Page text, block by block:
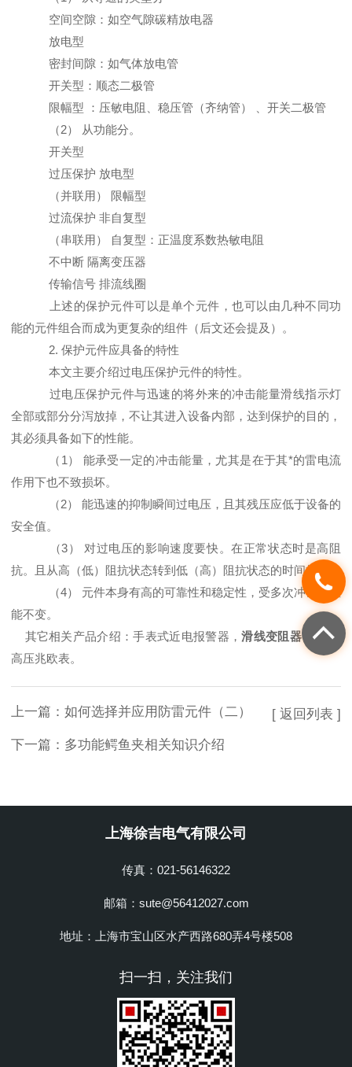
空间空隙：如空气隙碳精放电器
放电型
密封间隙：如气体放电管
开关型：顺态二极管
限幅型 ：压敏电阻、稳压管（齐纳管） 、开关二极管
（2） 从功能分。
开关型
过压保护 放电型
（并联用） 限幅型
过流保护 非自复型
（串联用） 自复型：正温度系数热敏电阻
不中断 隔离变压器
传输信号 排流线圈
上述的保护元件可以是单个元件，也可以由几种不同功
能的元件组合而成为更复杂的组件（后文还会提及）。
2. 保护元件应具备的特性
本文主要介绍过电压保护元件的特性。
过电压保护元件与迅速的将外来的冲击能量滑线指示灯
全部或部分分泻放掉，不让其进入设备内部，达到保护的目的，
其必须具备如下的性能。
（1） 能承受一定的冲击能量，尤其是在于其*的雷电流
作用下也不致损坏。
（2） 能迅速的抑制瞬间过电压，且其残压应低于设备的
安全值。
（3） 对过电压的影响速度要快。在正常状态时是高阻
抗。且从高（低）阻抗状态转到低（高）阻抗状态的时间极短。
（4） 元件本身有高的可靠性和稳定性，受多次冲击而性
能不变。
其它相关产品介绍：手表式近电报警器 ，滑线变阻器，指针
高压兆欧表。
上一篇： 如何选择并应用防雷元件（二）
下一篇： 多功能鳄鱼夹相关知识介绍
[ 返回列表 ]
上海徐吉电气有限公司
传真：021-56146322
邮箱：sute@56412027.com
地址：上海市宝山区水产西路680弄4号楼508
扫一扫，关注我们